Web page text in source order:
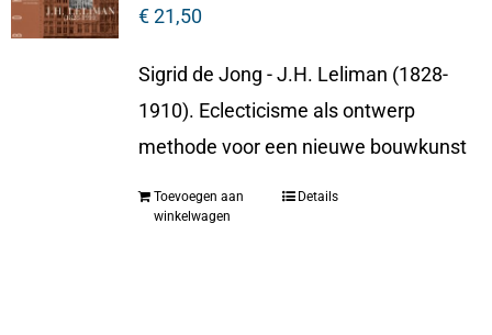
€21,50
Sigrid de Jong - J.H. Leliman (1828-
1910). Eclecticisme als ontwerp
methode voor een nieuwe bouwkunst
Toevoegen aan
winkelwagen
Details